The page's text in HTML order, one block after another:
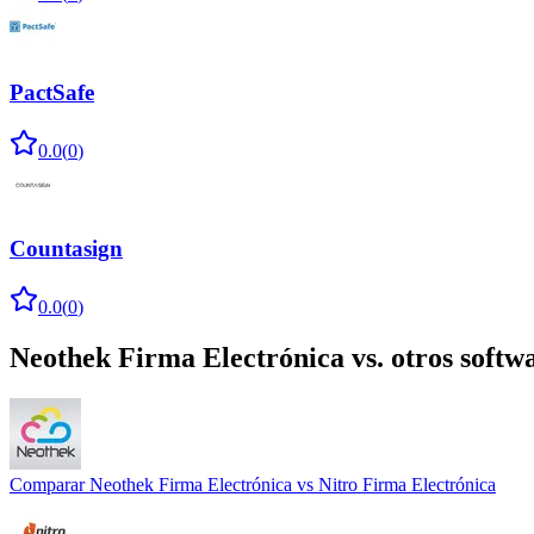
PactSafe
0.0(0)
Countasign
0.0(0)
Neothek Firma Electrónica vs. otros
Comparar Neothek Firma Electrónica vs Nitro Firma Electrónica